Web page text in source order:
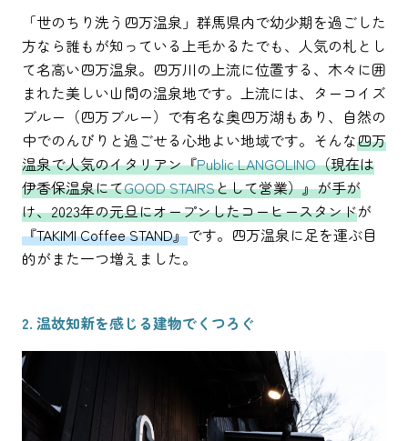
「世のちり洗う四万温泉」群馬県内で幼少期を過ごした
方なら誰もが知っている上毛かるたでも、人気の札とし
て名高い四万温泉。四万川の上流に位置する、木々に囲
まれた美しい山間の温泉地です。上流には、ターコイズ
ブルー（四万ブルー）で有名な奥四万湖もあり、自然の
中でのんびりと過ごせる心地よい地域です。そんな四万
温泉で人気のイタリアン『Public LANGOLINO（現在は
伊香保温泉にてGOOD STAIRSとして営業）』が手が
け、2023年の元旦にオープンしたコーヒースタンドが
『TAKIMI Coffee STAND』です。四万温泉に足を運ぶ目
的がまた一つ増えました。
2. 温故知新を感じる建物でくつろぐ